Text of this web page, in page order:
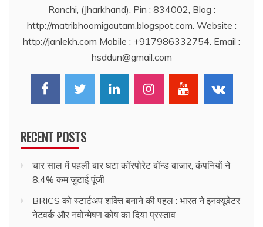
Ranchi, (Jharkhand). Pin : 834002, Blog :
http://matribhoomigautam.blogspot.com. Website :
http://janlekh.com Mobile : +917986332754. Email :
hsddun@gmail.com
RECENT POSTS
चार साल में पहली बार घटा कॉरपोरेट बॉन्ड बाजार, कंपनियों ने
8.4% कम जुटाई पूंजी
BRICS को स्टार्टअप शक्ति बनाने की पहल : भारत ने इनक्यूबेटर
नेटवर्क और नवोन्मेषण कोष का दिया प्रस्ताव